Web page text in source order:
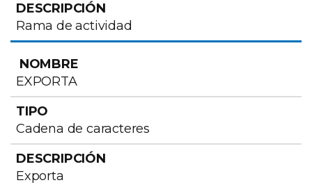
Rama de actividad
EXPORTA
Cadena de caracteres
Exporta